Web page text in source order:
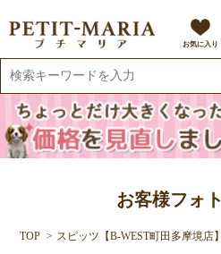
お気に入り
お客様フォト
TOP スピッツ【B-WEST町田多摩境店】